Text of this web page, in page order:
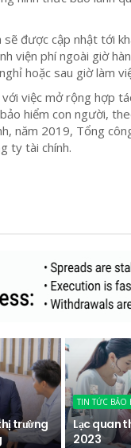
sẽ được cập nhật tới
viện phí ngoài giờ
hoặc sau giờ làm
việc mở rộng hợp
hiểm con người,
năm 2019, Tổng
ty tài chính.
trường
TIN TỨC BẢO
Lạc quan
2023